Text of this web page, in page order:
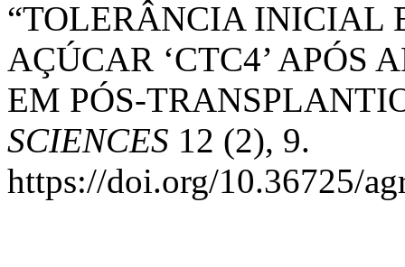
“TOLERÂNCIA INICIAL
AÇÚCAR ‘CTC4’ APÓS
EM PÓS-
SCIENCES 12 (2), 9.
https://doi.org/10.36725/